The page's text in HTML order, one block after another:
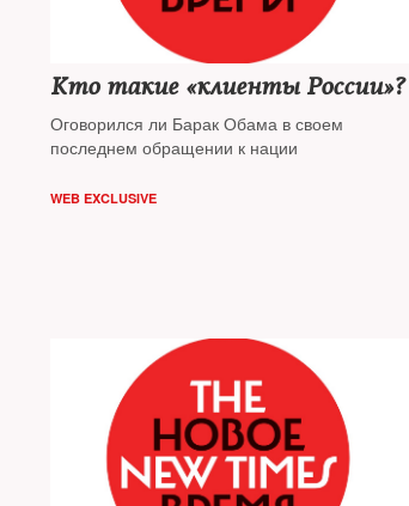
Кто такие «клиенты России»?
Оговорился ли Барак Обама в своем
последнем обращении к нации
WEB EXCLUSIVE